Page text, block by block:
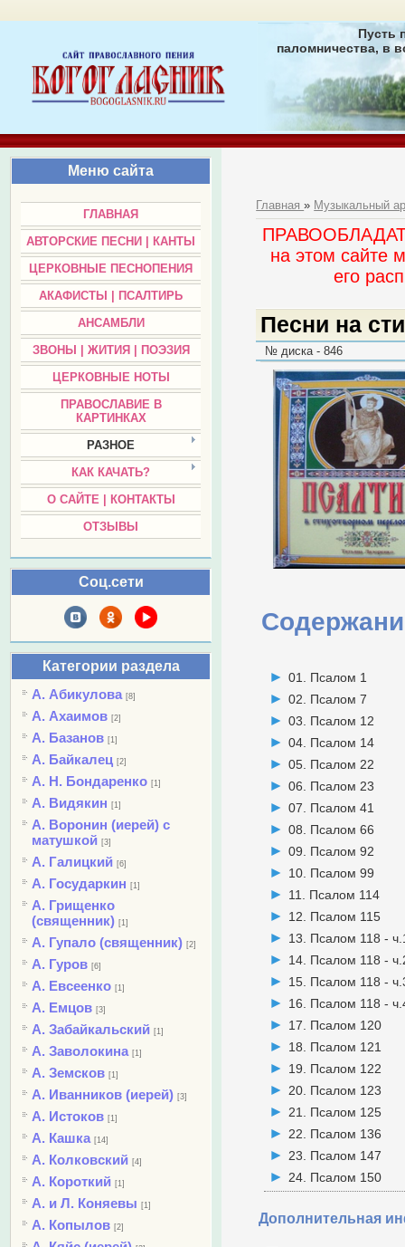
Пусть
паломничества, в
Меню сайта
ГЛАВНАЯ
АВТОРСКИЕ ПЕСНИ | КАНТЫ
ЦЕРКОВНЫЕ ПЕСНОПЕНИЯ
АКАФИСТЫ | ПСАЛТИРЬ
АНСАМБЛИ
ЗВОНЫ | ЖИТИЯ | ПОЭЗИЯ
ЦЕРКОВНЫЕ НОТЫ
ПРАВОСЛАВИЕ В
КАРТИНКАХ
РАЗНОЕ
КАК КАЧАТЬ?
О САЙТЕ | КОНТАКТЫ
ОТЗЫВЫ
Соц.сети
Категории раздела
А. Абикулова [8]
А. Ахаимов [2]
А. Базанов [1]
А. Байкалец [2]
А. Н. Бондаренко [1]
А. Видякин [1]
А. Воронин (иерей) с
матушкой [3]
А. Галицкий [6]
А. Государкин [1]
А. Грищенко
(священник) [1]
А. Гупало (священник) [2]
А. Гуров [6]
А. Евсеенко [1]
А. Емцов [3]
А. Забайкальский [1]
А. Заволокина [1]
А. Земсков [1]
А. Иванников (иерей) [3]
А. Истоков [1]
А. Кашка [14]
А. Колковский [4]
А. Короткий [1]
А. и Л. Коняевы [1]
А. Копылов [2]
Главная» Музыкальный
на этом сайте
его
Песни на
№ диска - 846
01. Псалом 1
02. Псалом 7
03. Псалом 12
04. Псалом 14
05. Псалом 22
06. Псалом 23
07. Псалом 41
08. Псалом 66
09. Псалом 92
10. Псалом 99
11. Псалом 114
12. Псалом 115
13. Псалом 118 -
14. Псалом 118 -
15. Псалом 118 -
16. Псалом 118 -
17. Псалом 120
18. Псалом 121
19. Псалом 122
20. Псалом 123
21. Псалом 125
22. Псалом 136
23. Псалом 147
24. Псалом 150
Дополнительная